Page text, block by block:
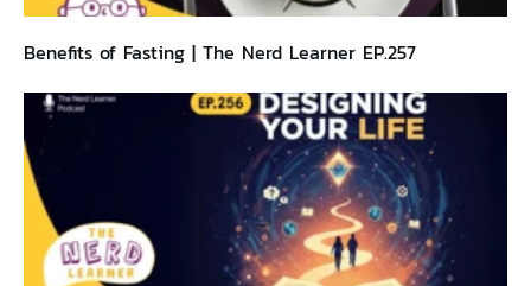
Benefits of Fasting | The Nerd Learner EP.257